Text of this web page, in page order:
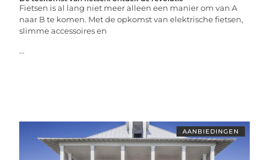
Fietsen is al lang niet meer alleen een manier om van A
naar B te komen. Met de opkomst van elektrische fietsen,
slimme accessoires en
...
AANBIEDINGEN